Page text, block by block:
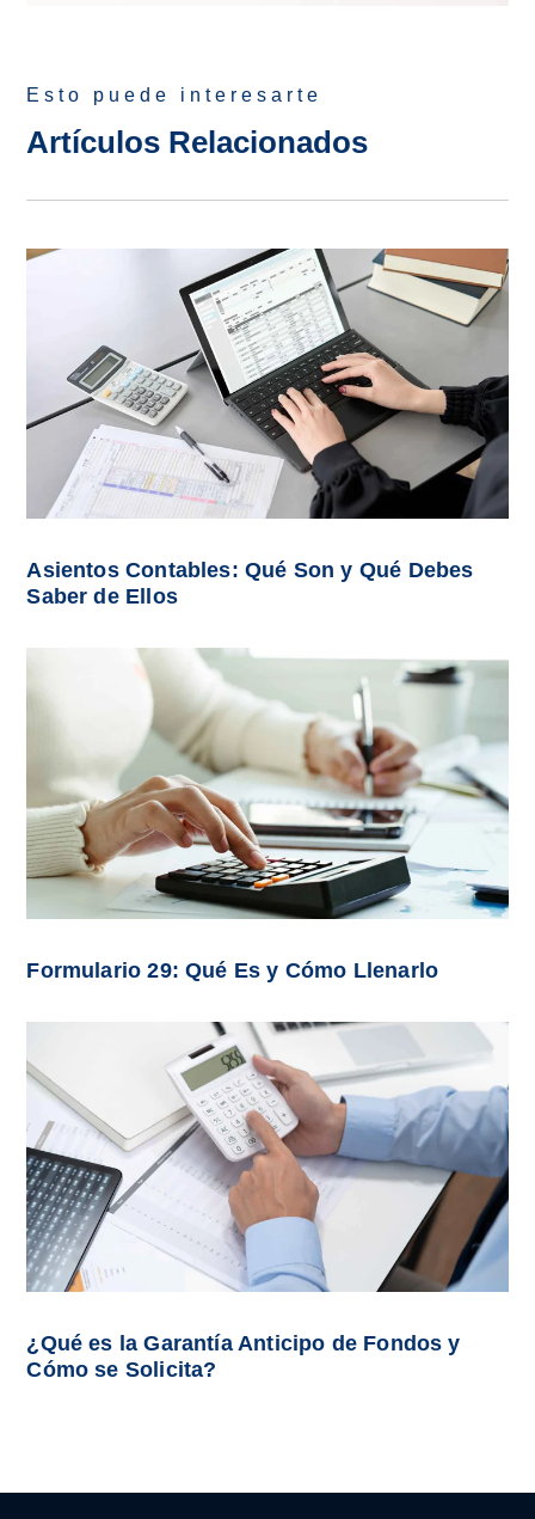
Esto puede interesarte
Artículos Relacionados
Asientos Contables: Qué Son y Qué Debes
Saber de Ellos
Formulario 29: Qué Es y Cómo Llenarlo
¿Qué es la Garantía Anticipo de Fondos y
Cómo se Solicita?